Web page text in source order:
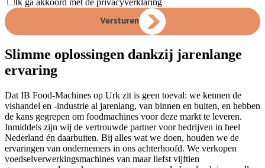
Versturen
Slimme oplossingen dankzij jarenlange
ervaring
Dat IB Food-Machines op Urk zit is geen toeval: we kennen de
vishandel en -industrie al jarenlang, van binnen en buiten, en hebben
de kans gegrepen om foodmachines voor deze markt te leveren.
Inmiddels zijn wij de vertrouwde partner voor bedrijven in heel
Nederland én daarbuiten. Bij alles wat we doen, houden we de
ervaringen van ondernemers in ons achterhoofd. We verkopen
voedselverwerkingsmachines van maar liefst vijftien